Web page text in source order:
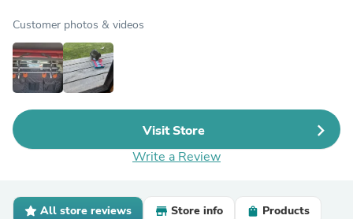
Customer photos & videos
Visit Store
Write a Review
All store reviews Store info Products